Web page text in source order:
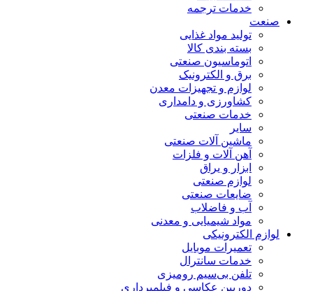
خدمات ترجمه
صنعت
تولید مواد غذایی
بسته بندی کالا
اتوماسیون صنعتی
برق و الکترونیک
لوازم و تجهیزات معدن
کشاورزی و دامداری
خدمات صنعتی
سایر
ماشین آلات صنعتی
آهن آلات و فلزات
ابزار و یراق
لوازم صنعتی
ضایعات صنعتی
آب و فاضلاب
مواد شیمیایی و معدنی
لوازم الکترونیکی
تعمیرات موبایل
خدمات سانترال
تلفن بی‌سیم رومیزی
دوربین عکاسی و فیلمبرداری